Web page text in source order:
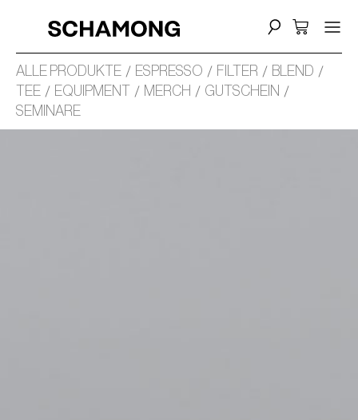
ALLE PRODUKTE ESPRESSO FILTER
BLEND
TEE
EQUIPMENT MERCH
GUTSCHEIN
SEMINARE